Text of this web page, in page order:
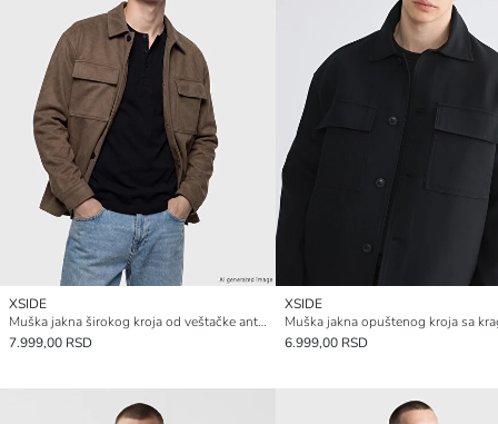
XSIDE
Muška jakna širokog kroja od veštačke antilop kože sa kragnom košulje
7.999,00 RSD
XSIDE
Muška jakna opuštenog kroja sa
6.999,00 RSD